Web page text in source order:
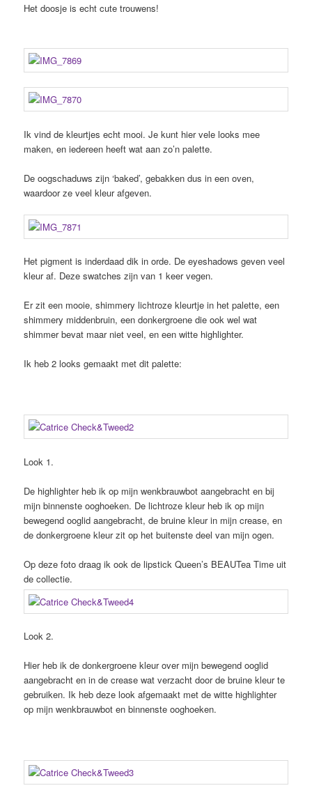
Het doosje is echt cute trouwens!
Ik vind de kleurtjes echt mooi. Je kunt hier vele looks mee
maken, en iedereen heeft wat aan zo’n palette.
De oogschaduws zijn ‘baked’, gebakken dus in een oven,
waardoor ze veel kleur afgeven.
Het pigment is inderdaad dik in orde. De eyeshadows geven veel
kleur af. Deze swatches zijn van 1 keer vegen.
Er zit een mooie, shimmery lichtroze kleurtje in het palette, een
shimmery middenbruin, een donkergroene die ook wel wat
shimmer bevat maar niet veel, en een witte highlighter.
Ik heb 2 looks gemaakt met dit palette:
Look 1.
De highlighter heb ik op mijn wenkbrauwbot aangebracht en bij
mijn binnenste ooghoeken. De lichtroze kleur heb ik op mijn
bewegend ooglid aangebracht, de bruine kleur in mijn crease, en
de donkergroene kleur zit op het buitenste deel van mijn ogen.
Op deze foto draag ik ook de lipstick Queen’s BEAUTea Time uit
de collectie.
Look 2.
Hier heb ik de donkergroene kleur over mijn bewegend ooglid
aangebracht en in de crease wat verzacht door de bruine kleur te
gebruiken. Ik heb deze look afgemaakt met de witte highlighter
op mijn wenkbrauwbot en binnenste ooghoeken.